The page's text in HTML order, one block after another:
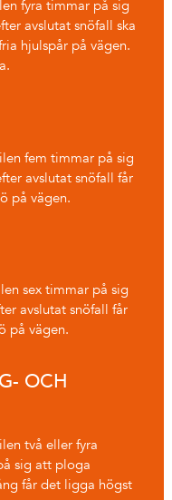
fyra timmar på sig
avslutat snöfall ska
hjulspår på vägen.
fem timmar på sig
avslutat snöfall får
på vägen.
sex timmar på sig
avslutat snöfall får
på vägen.
OCH
två eller fyra
sig att ploga
får det ligga högst